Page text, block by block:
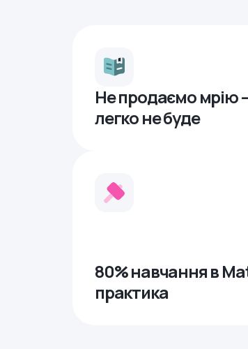
Не продаємо мрію
легко не буде
80% навчання в
практика